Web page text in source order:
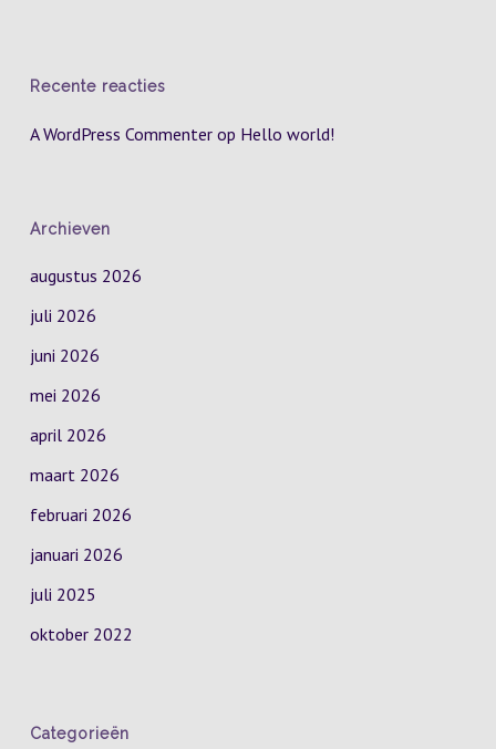
Recente reacties
A WordPress Commenterop Hello world!
Archieven
augustus 2026
juli 2026
juni 2026
mei 2026
april 2026
maart 2026
februari 2026
januari 2026
juli 2025
oktober 2022
Categorieën